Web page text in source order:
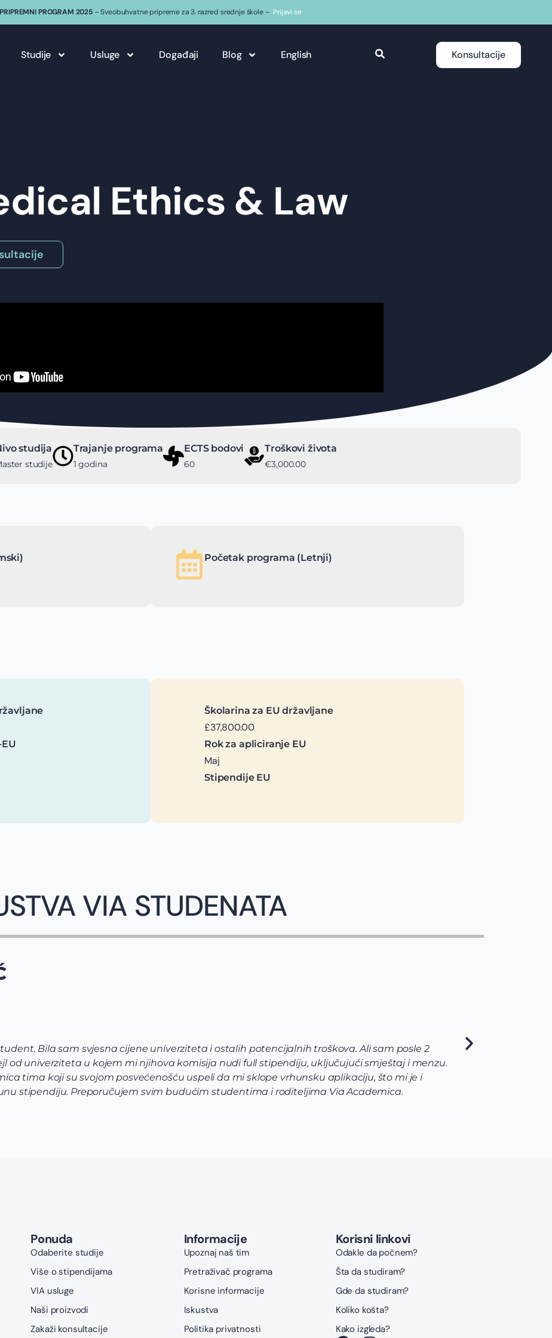
PRIPREMNI PROGRAM 2025– Sveobuhvatne pripreme za 3. razred srednje škole – Prijavi se
Studije Usluge Događaji Blog English Konsultacije
Ethics & Law
studija
studije
Trajanje programa
1 godina
ECTS bodovi
60
Troškovi života
€3,000.00
Početak programa (Letnji)
Školarina za EU državljane
£37,800.00
Rok za apliciranje EU
Maj
Stipendije EU
VIA STUDENATA
Bila sam svjesna cijene univerziteta i ostalih potencijalnih troškova. Ali sam posle 2
od univerziteta u kojem mi njihova komisija nudi full stipendiju, uključujući smještaj i menzu.
tima koji su svojom posvećenošću uspeli da mi sklope vrhunsku aplikaciju, što mi je i
stipendiju. Preporučujem svim budućim studentima i roditeljima Via Academica.
Ponuda
Odaberite studije
Više o stipendijama
VIA usluge
Naši proizvodi
Zakaži konsultacije
Informacije
Upoznaj naš tim
Pretraživač programa
Korisne informacije
Iskustva
Politika privatnosti
Korisni linkovi
Odakle da počnem?
Šta da studiram?
Gde da studiram?
Koliko košta?
Kako izgleda?